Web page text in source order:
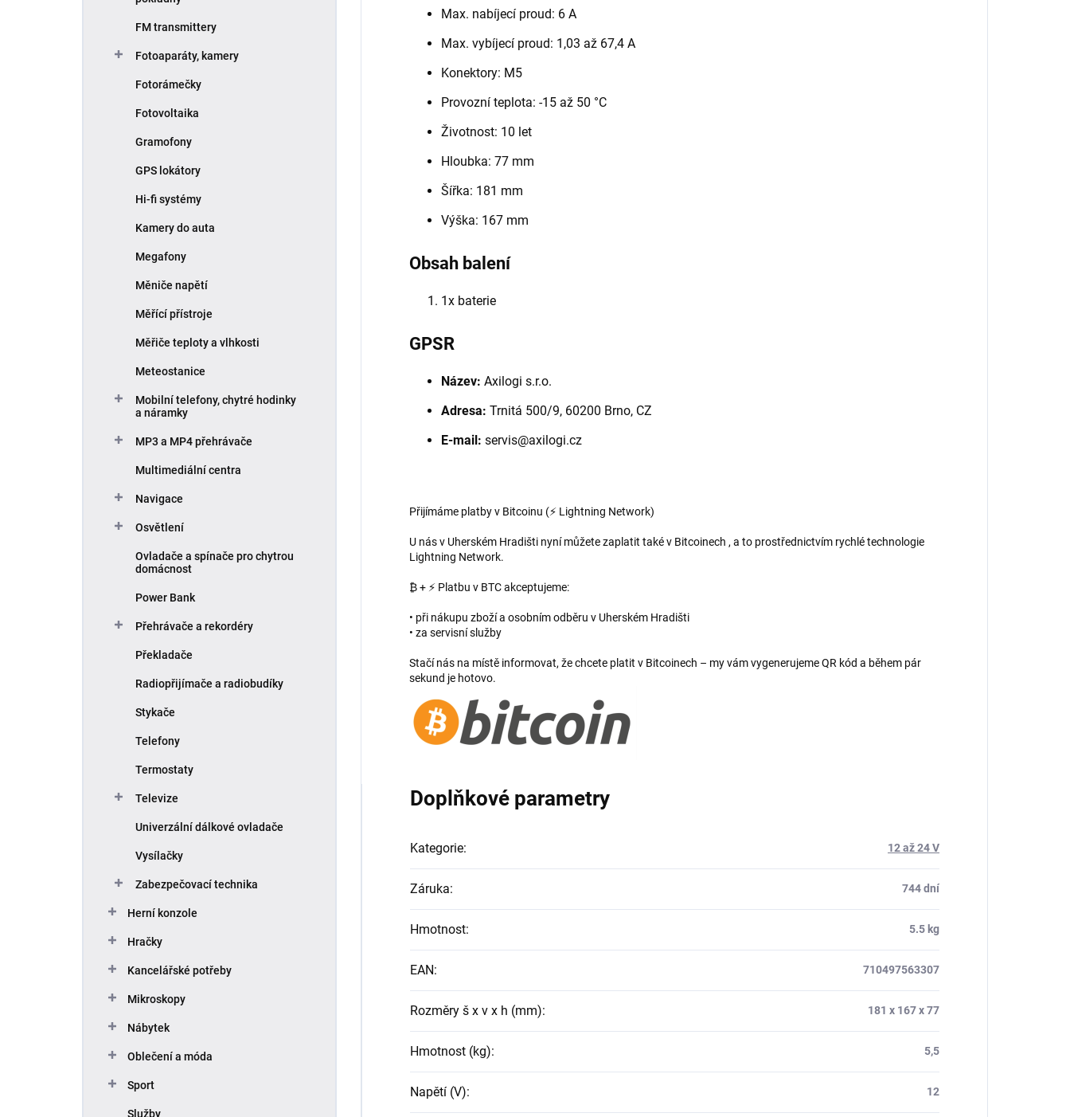
FM transmittery
Fotoaparáty, kamery
Fotorámečky
Fotovoltaika
Gramofony
GPS lokátory
Hi-fi systémy
Kamery do auta
Megafony
Měniče napětí
Měřící přístroje
Měřiče teploty a vlhkosti
Meteostanice
Mobilní telefony, chytré hodinky
a náramky
MP3 a MP4 přehrávače
Multimediální centra
Navigace
Osvětlení
Ovladače a spínače pro chytrou
domácnost
Power Bank
Přehrávače a rekordéry
Překladače
Radiopřijímače a radiobudíky
Stykače
Telefony
Termostaty
Televize
Univerzální dálkové ovladače
Vysílačky
Zabezpečovací technika
Herní konzole
Hračky
Kancelářské potřeby
Mikroskopy
Nábytek
Oblečení a móda
Sport
Služby
Max. nabíjecí proud: 6 A
Max. vybíjecí proud: 1,03 až 67,4 A
Konektory: M5
Provozní teplota: -15 až 50 °C
Životnost: 10 let
Hloubka: 77 mm
Šířka: 181 mm
Výška: 167 mm
Obsah balení
1x baterie
GPSR
Název: Axilogi s.r.o.
Adresa: Trnitá 500/9, 60200 Brno, CZ
E-mail: servis@axilogi.cz
Přijímáme platby v Bitcoinu (⚡ Lightning Network)
U nás v Uherském Hradišti nyní můžete zaplatit také v Bitcoinech , a to prostřednictvím rychlé technologie
Lightning Network.
₿ + ⚡ Platbu v BTC akceptujeme:
• při nákupu zboží a osobním odběru v Uherském Hradišti
• za servisní služby
Stačí nás na místě informovat, že chcete platit v Bitcoinech – my vám vygenerujeme QR kód a během pár
sekund je hotovo.
Doplňkové parametry
Kategorie: 12 až 24 V
Záruka: 744 dní
Hmotnost: 5.5 kg
EAN: 710497563307
Rozměry š x v x h (mm): 181 x 167 x 77
Hmotnost (kg): 5,5
Napětí (V): 12